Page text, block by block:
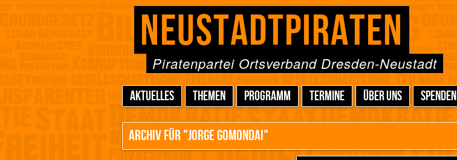
NEUSTADTPIRATEN
Piratenpartei Ortsverband Dresden-Neustadt
AKTUELLES THEMEN PROGRAMM TERMINE ÜBER UNS SPENDEN
ARCHIV FÜR "JORGE GOMONDAI"